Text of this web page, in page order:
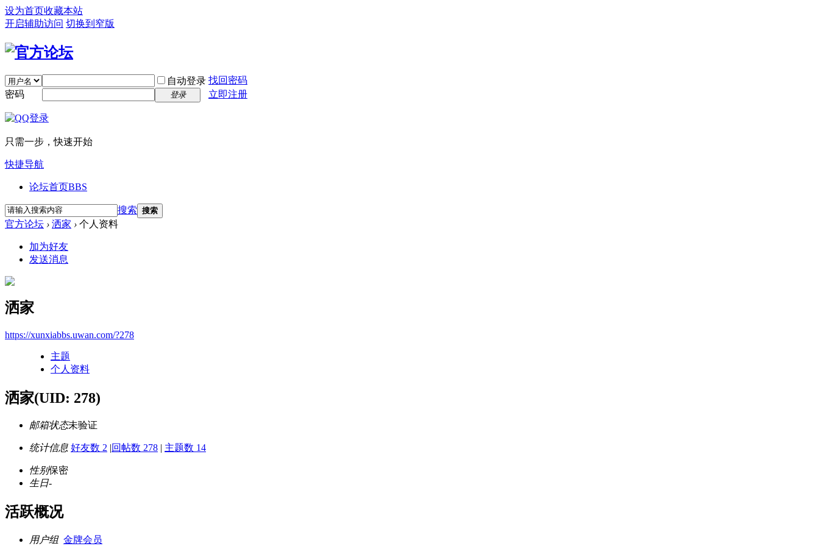
设为首页收藏本站
开启辅助访问 切换到窄版
自动登录 找回密码
密码
登录 立即注册
只需一步，快速开始
快捷导航
论坛首页BBS
搜索 搜索
官方论坛 › 洒家 › 个人资料
加为好友
发送消息
洒家
https://xunxiabbs.uwan.com/?278
主题
个人资料
洒家(UID: 278)
邮箱状态未验证
统计信息 好友数 2 |回帖数 278 | 主题数 14
性别保密
生日-
活跃概况
用户组 金牌会员